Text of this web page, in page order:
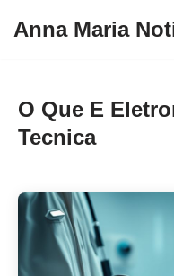
conteúdo
Anna Maria
O Que E
Tecnica